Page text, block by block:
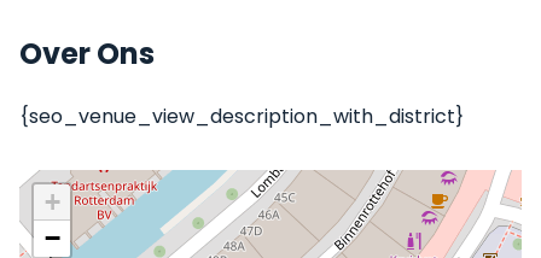
Over Ons
{seo_venue_view_description_with_district}
+
−